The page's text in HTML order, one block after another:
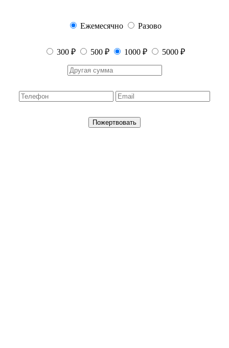
Ежемесячно Разово
300 ₽ 500 ₽ 1000 ₽ 5000 ₽
Пожертвовать